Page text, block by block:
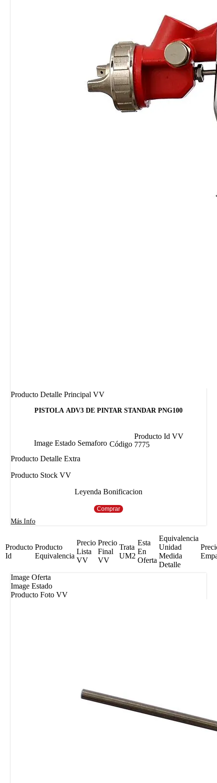
Producto Detalle Principal VV
PISTOLA ADV3 DE PINTAR STANDAR PNG100
Image Estado Semaforo Código
Producto Id VV
7775
Producto Detalle Extra
Producto Stock VV
Leyenda Bonificacion
Comprar
Más Info
Producto
Id
Producto
Equivalencia
Precio
Lista
VV
Precio
Final
VV
Trata
UM2
Esta
En
Oferta
Equivalencia
Unidad
Medida
Detalle
Image Oferta
Image Estado
Producto Foto VV